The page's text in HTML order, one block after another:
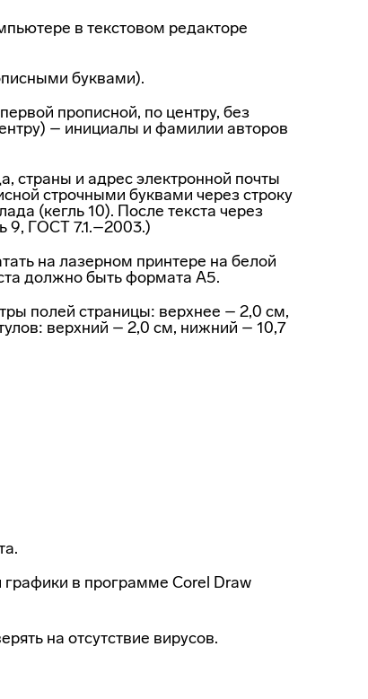
в текстовом редакторе
буквами).
прописной, по центру, без
– инициалы и фамилии авторов
страны и адрес электронной почты
строчными буквами через строку
(кегль 10). После текста через
9, ГОСТ 7.1.–2003.)
на лазерном принтере на белой
должно быть формата А5.
полей страницы: верхнее – 2,0 см,
верхний – 2,0 см, нижний – 10,7
в программе Corel Draw
на отсутствие вирусов.